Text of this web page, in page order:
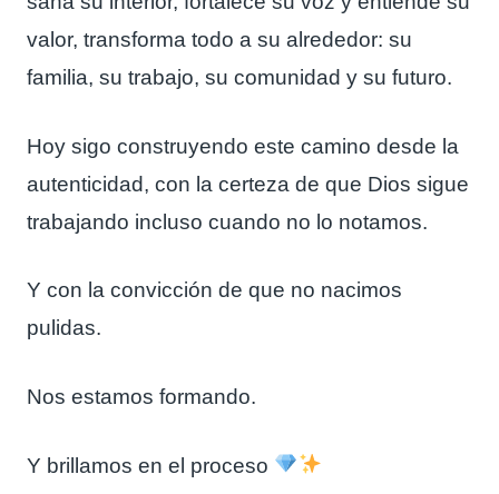
valor, transforma todo a su alrededor: su
familia, su trabajo, su comunidad y su futuro.
Hoy sigo construyendo este camino desde la
autenticidad, con la certeza de que Dios sigue
trabajando incluso cuando no lo notamos.
Y con la convicción de que no nacimos
pulidas.
Nos estamos formando.
Y brillamos en el proceso